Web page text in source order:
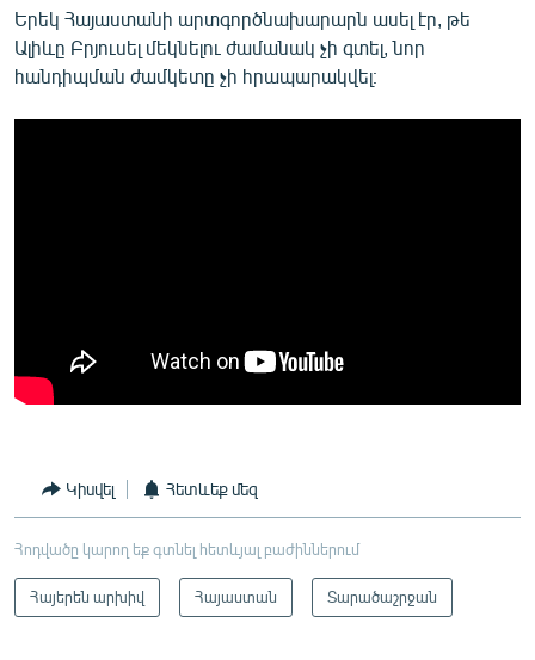
Երեկ Հայաստանի արտգործնախարարն ասել էր, թե
Ալիևը Բրյուսել մեկնելու ժամանակ չի գտել, նոր
հանդիպման ժամկետը չի հրապարակվել։
Կիսվել Հետևեք մեզ
Հոդվածը կարող եք գտնել հետևյալ բաժիններում
Հայերեն արխիվ Հայաստան Տարածաշրջան